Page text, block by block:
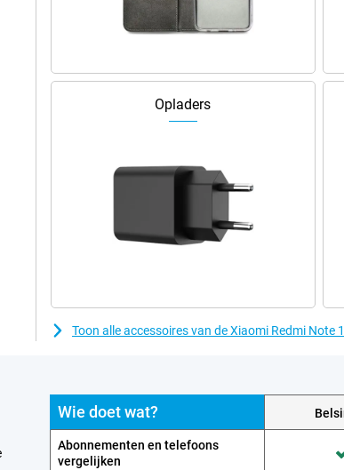
Opladers
Toon alle accessoires van de Xiaomi Redmi Note
Wie doet wat?
Abonnementen en telefoons
vergelijken
Wordt